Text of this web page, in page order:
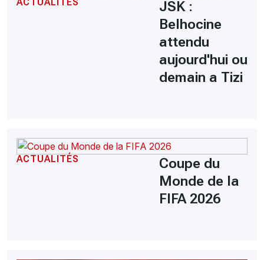
ACTUALITÉS
JSK :
Belhocine
attendu
aujourd'hui ou
demain a Tizi
ACTUALITÉS
Coupe du
Monde de la
FIFA 2026